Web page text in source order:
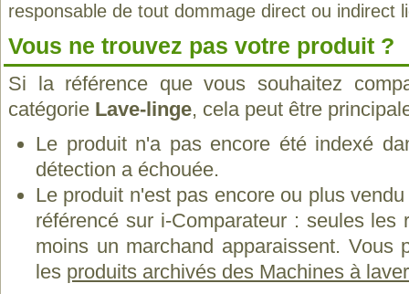
responsable de tout dommage direct ou indirect
Vous ne trouvez pas votre produit ?
Si la référence que vous souhaitez
catégorie Lave-linge, cela peut être
Le produit n'a pas encore été indexé
détection a échouée.
Le produit n'est pas encore ou plus
référencé sur i-Comparateur : seules les
moins un marchand apparaissent. Vous
les produits archivés des Machines à